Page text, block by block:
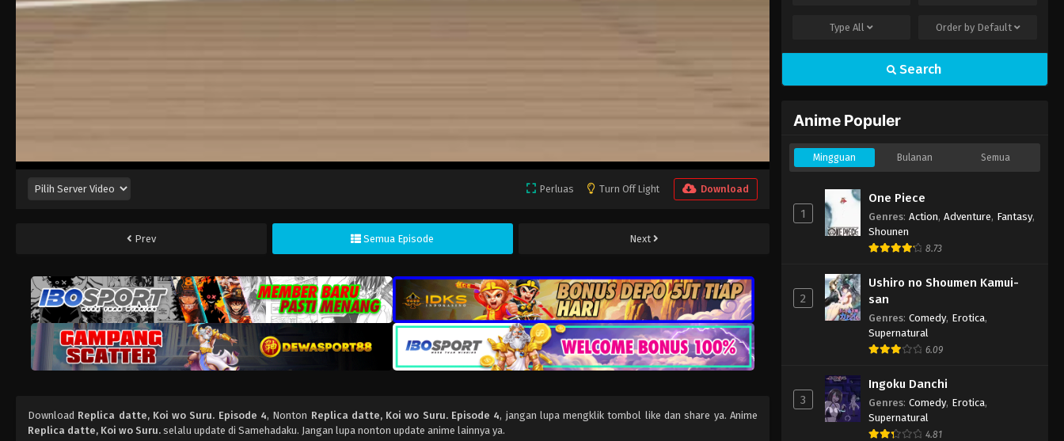
Perluas Turn Off Light Download
Prev Semua Episode Next
Download Replica datte, Koi wo Suru. Episode 4, Nonton Replica datte, Koi wo Suru. Episode 4, jangan lupa mengklik tombol like dan share ya. Anime
Replica datte, Koi wo Suru. selalu update di Samehadaku. Jangan lupa nonton update anime lainnya ya.
TypeAll Order by Default
Search
Anime Populer
Mingguan Bulanan Semua
1
One Piece
Genres: Action, Adventure, Fantasy,
Shounen
8.73
2
Ushiro no Shoumen Kamui-
san
Genres: Comedy, Erotica,
Supernatural
6.09
3
Ingoku Danchi
Genres: Comedy, Erotica,
Supernatural
4.81